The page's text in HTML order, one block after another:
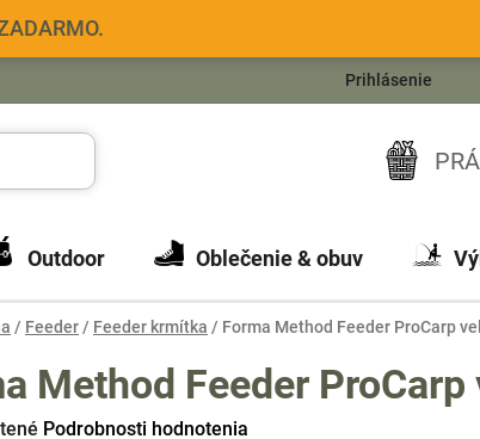
Prihlásenie
NÁKUPNÝ
KOŠÍK
Outdoor Oblečenie & obuv
/ Feeder / Feeder krmítka / Forma Method Feeder ProCarp
Method Feeder
Podrobnosti hodnotenia